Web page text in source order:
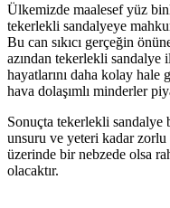
Ülkemizde maalesef yüz
tekerlekli sandalyeye
Bu can sıkıcı gerçeğin
azından tekerlekli sandalye
hayatlarını daha kolay hale
hava dolaşımlı minderler
Sonuçta tekerlekli sandalye
unsuru ve yeteri kadar zorlu
üzerinde bir nebzede olsa
olacaktır.